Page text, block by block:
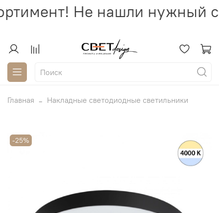
Не нашли нужный
Главная Накладные светодиодные светильники
-25%